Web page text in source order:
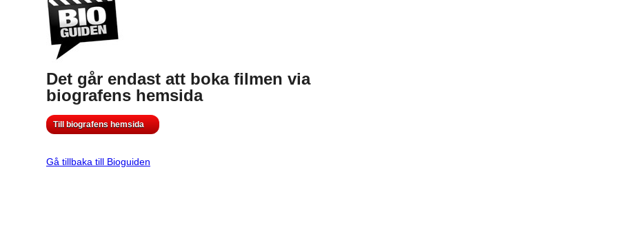
Det går endast att boka filmen via
biografens hemsida
Till biografens hemsida
Gå tillbaka till Bioguiden